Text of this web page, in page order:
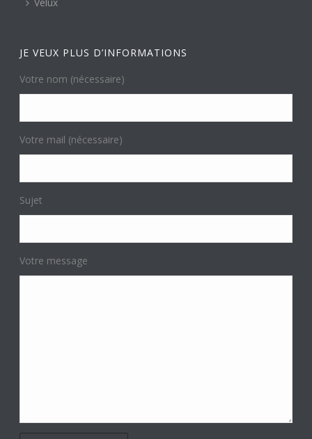
JE VEUX PLUS D’INFORMATIONS
Votre nom (nécessaire)
Votre mail (nécessaire)
Sujet
Votre message